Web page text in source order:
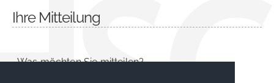
Ihre Mitteilung
Was möchten Sie mitteilen?